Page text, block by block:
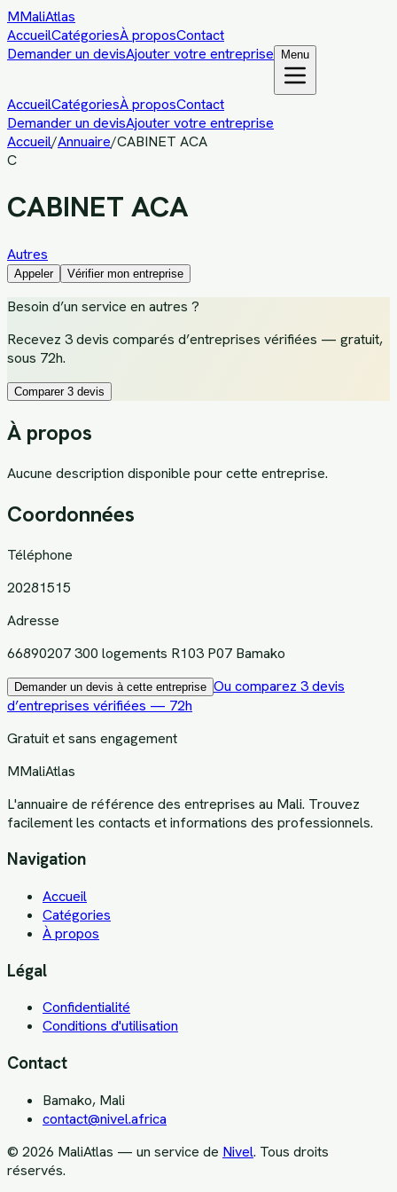
MMaliAtlas
AccueilCatégoriesÀ proposContact
Demander un devisAjouter votre entreprise Menu
AccueilCatégoriesÀ proposContact
Demander un devisAjouter votre entreprise
Accueil/Annuaire/CABINET ACA
C
CABINET ACA
Autres
Appeler Vérifier mon entreprise
Besoin d’un service en autres ?
Recevez 3 devis comparés d’entreprises vérifiées — gratuit,
sous 72h.
Comparer 3 devis
À propos
Aucune description disponible pour cette entreprise.
Coordonnées
Téléphone
20281515
Adresse
66890207 300 logements R103 P07 Bamako
Demander un devis à cette entreprise Ou comparez 3 devis
d’entreprises vérifiées — 72h
Gratuit et sans engagement
MMaliAtlas
L'annuaire de référence des entreprises au Mali. Trouvez
facilement les contacts et informations des professionnels.
Navigation
Accueil
Catégories
À propos
Légal
Confidentialité
Conditions d'utilisation
Contact
Bamako, Mali
contact@nivel.africa
© 2026 MaliAtlas — un service de Nivel. Tous droits
réservés.